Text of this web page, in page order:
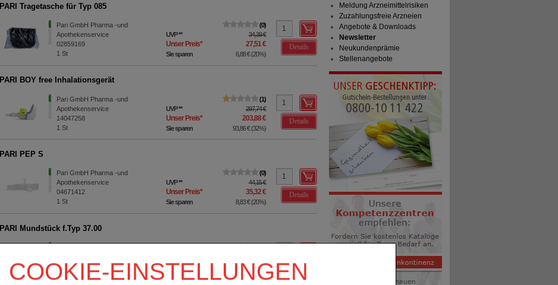
COOKIE-EINSTELLUNGEN
PARI Tragetasche für Typ 085
Pari GmbH Pharma -und
Apothekenservice
02859169
1St
0
UVP** 34,39 €
Unser Preis* 27,51 €
Sie sparen 6,88 €(20%)
Details
PARI BOY free Inhalationsgerät
Pari GmbH Pharma -und
Apothekenservice
14047258
1St
1
UVP** 297,74 €
Unser Preis* 203,88 €
Sie sparen 93,86 €(32%)
Details
PARI PEP S
Pari GmbH Pharma -und
Apothekenservice
04671412
1St
0
UVP** 44,15 €
Unser Preis* 35,32 €
Sie sparen 8,83 €(20%)
Details
PARI Mundstück f.Typ 37.00
07465334
1 St
Unser Preis* 1,88 €
0,14 € 7%)
Details
Meldung Arzneimittelrisiken
Zuzahlungsfreie Arzneien
Angebote & Downloads
Newsletter
Neukundenprämie
Stellenangebote